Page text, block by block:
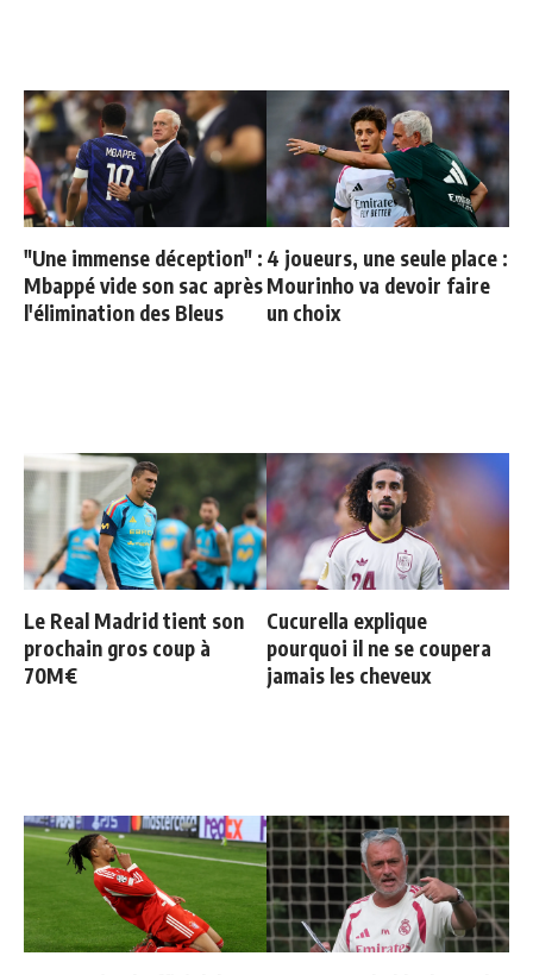
"Une immense déception" :
Mbappé vide son sac après
l'élimination des Bleus
4 joueurs, une seule place :
Mourinho va devoir faire
un choix
Le Real Madrid tient son
prochain gros coup à
70M€
Cucurella explique
pourquoi il ne se coupera
jamais les cheveux